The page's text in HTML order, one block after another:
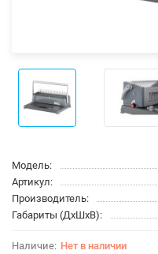
Модель:
Артикул:
Производитель:
Габариты (ДхШхВ):
Нет в наличии